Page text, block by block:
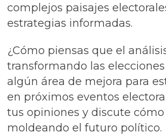
complejos paisajes
estrategias informadas.
¿Cómo piensas que el
transformando las elecciones
algún área de mejora para
en próximos eventos
tus opiniones y discute
moldeando el futuro político.